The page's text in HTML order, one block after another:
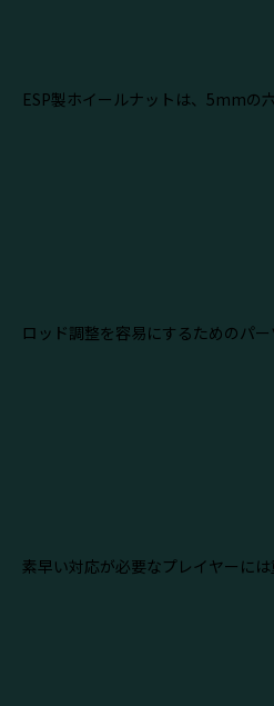
ESP製ホイールナットは、5mmの
ロッド調整を容易にするためのパ
素早い対応が必要なプレイヤーには